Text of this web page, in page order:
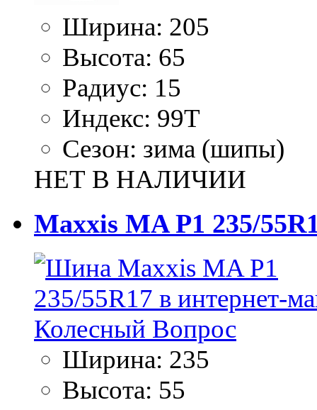
Ширина: 205
Высота: 65
Радиус: 15
Индекс: 99T
Сезон: зима (шипы)
НЕТ В НАЛИЧИИ
Maxxis MA P1 235/
Ширина: 235
Высота: 55